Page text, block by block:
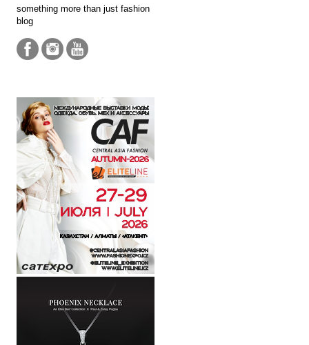
something more than just fashion
blog